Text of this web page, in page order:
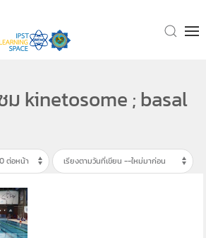
ซม kinetosome ; basal